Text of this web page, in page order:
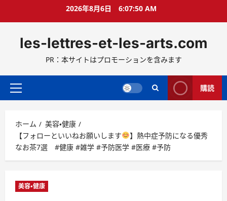
ス
ッ
2026年8月6日 6:07:51 AM
les-lettres-et-les-arts.com
PR：本サイトはプロモーションを含みます
メ
メ
ニ
ュ
ー
購読
ホーム
美容・健康
【フォローといいねお願いします
】熱中症予防になる優秀
なお茶7選 #健康 #雑学 #予防医学 #医療 #予防
美容・健康